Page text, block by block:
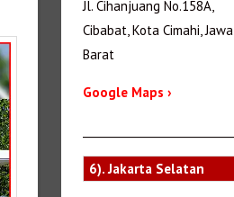
Jl. Cihanjuang No.158A,
Cibabat, Kota Cimahi, Jawa
Barat
Google Maps ›
6). Jakarta Selatan